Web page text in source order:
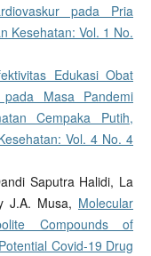
pada Pria
Kesehatan: Vol. 1 No.
Edukasi Obat
Masa Pandemi
Cempaka Putih,
Vol. 4 No. 4
Saputra Halidi, La
J.A. Musa, Molecular
Compounds of
Covid-19 Drug